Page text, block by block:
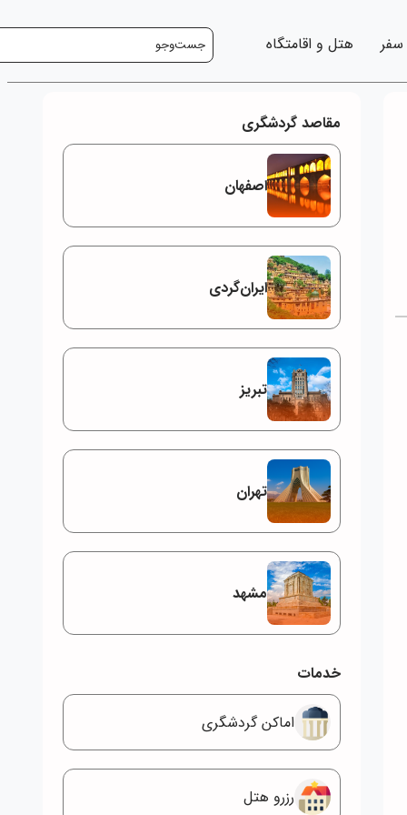
سفر هتل و اقامتگاه
مقاصد گردشگری
اصفهان
ایران‌گردی
تبریز
تهران
مشهد
خدمات
اماکن گردشگری
رزرو هتل